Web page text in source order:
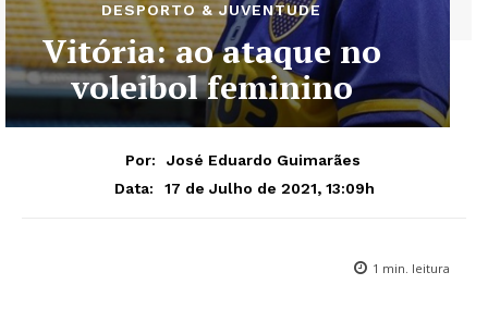
DESPORTO & JUVENTUDE
Vitória: ao ataque no
voleibol feminino
Por:
José Eduardo Guimarães
Data:
17 de Julho de 2021, 13:09h
1 min. leitura